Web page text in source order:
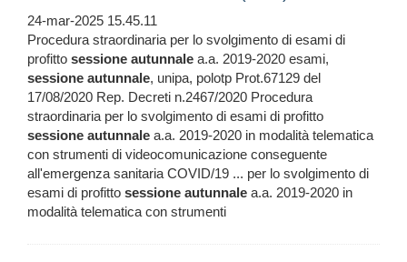
24-mar-2025 15.45.11
Procedura straordinaria per lo svolgimento di esami di
profitto sessione autunnale a.a. 2019-2020 esami,
sessione autunnale, unipa, polotp Prot.67129 del
17/08/2020 Rep. Decreti n.2467/2020 Procedura
straordinaria per lo svolgimento di esami di profitto
sessione autunnale a.a. 2019-2020 in modalità telematica
con strumenti di videocomunicazione conseguente
all'emergenza sanitaria COVID/19 ... per lo svolgimento di
esami di profitto sessione autunnale a.a. 2019-2020 in
modalità telematica con strumenti